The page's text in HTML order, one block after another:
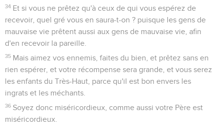
34 Et si vous ne prêtez qu'à ceux de qui vous espérez de
recevoir, quel gré vous en saura-t-on ? puisque les gens de
mauvaise vie prêtent aussi aux gens de mauvaise vie, afin
d'en recevoir la pareille.
35 Mais aimez vos ennemis, faites du bien, et prêtez sans en
rien espérer, et votre récompense sera grande, et vous serez
les enfants du Très-Haut, parce qu'il est bon envers les
ingrats et les méchants.
36 Soyez donc miséricordieux, comme aussi votre Père est
miséricordieux.